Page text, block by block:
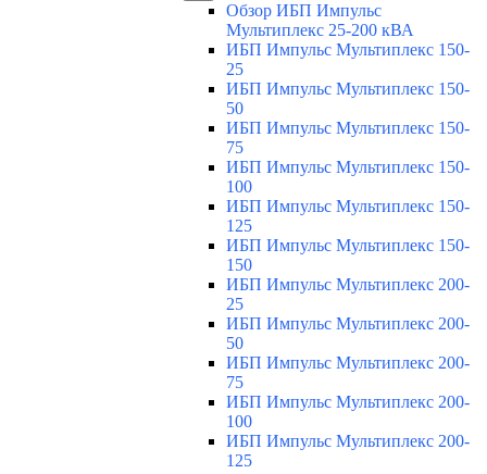
Обзор ИБП Импульс
Мультиплекс 25-200 кВА
ИБП Импульс Мультиплекс 150-
25
ИБП Импульс Мультиплекс 150-
50
ИБП Импульс Мультиплекс 150-
75
ИБП Импульс Мультиплекс 150-
100
ИБП Импульс Мультиплекс 150-
125
ИБП Импульс Мультиплекс 150-
150
ИБП Импульс Мультиплекс 200-
25
ИБП Импульс Мультиплекс 200-
50
ИБП Импульс Мультиплекс 200-
75
ИБП Импульс Мультиплекс 200-
100
ИБП Импульс Мультиплекс 200-
125